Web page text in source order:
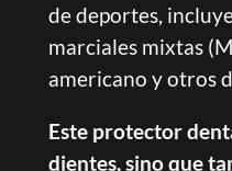
de deportes,
marciales mixtas
americano y otros
Este protector
dientes, sino que